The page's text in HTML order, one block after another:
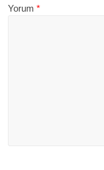
Yorum*